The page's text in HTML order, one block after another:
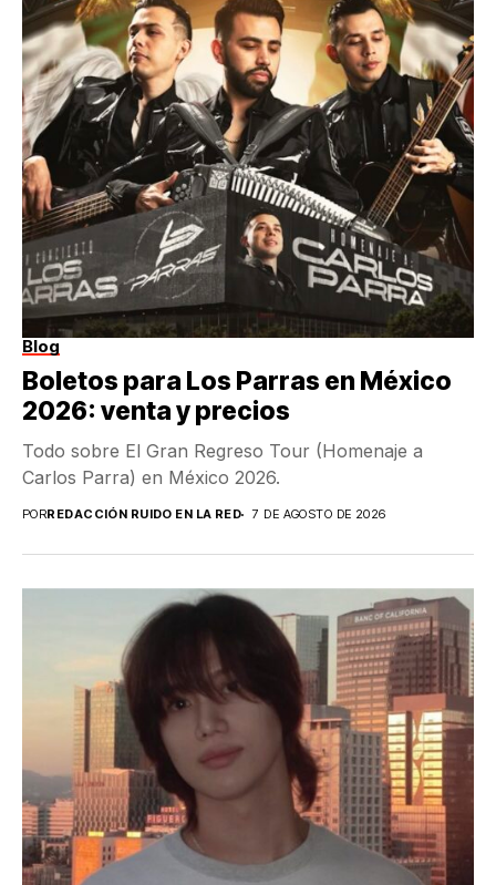
Blog
Boletos para Los Parras en México
2026: venta y precios
Todo sobre El Gran Regreso Tour (Homenaje a
Carlos Parra) en México 2026.
PORREDACCIÓN RUIDO EN LA RED 7 DE AGOSTO DE 2026